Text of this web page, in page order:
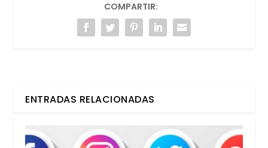
COMPARTIR:
ENTRADAS RELACIONADAS